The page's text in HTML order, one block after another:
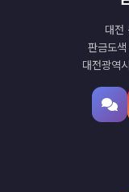
대전
판금도
대전광역